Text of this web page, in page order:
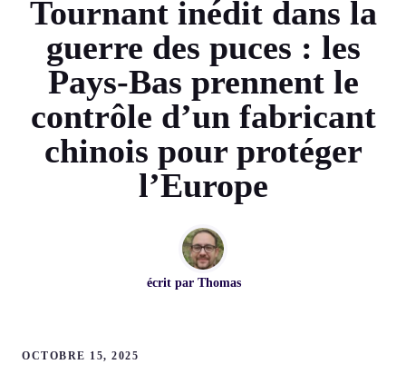
Tournant inédit dans la
guerre des puces : les
Pays-Bas prennent le
contrôle d’un fabricant
chinois pour protéger
l’Europe
écrit par Thomas
OCTOBRE 15, 2025